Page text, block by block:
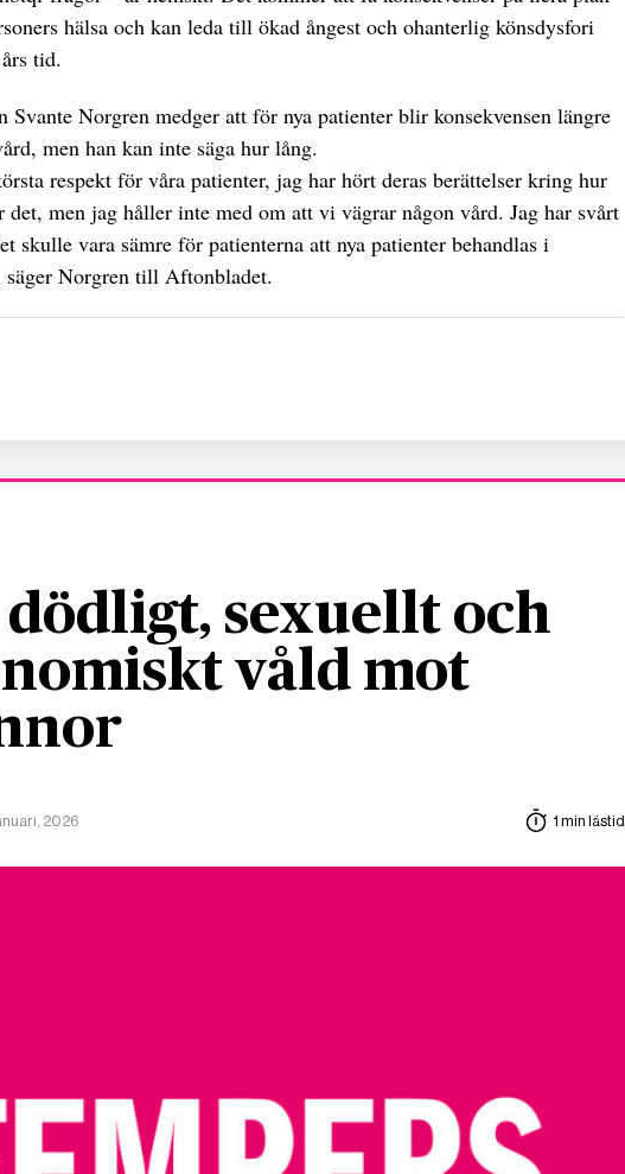
hälsa och kan leda till ökad ångest och ohanterlig könsdysfori
tid.
Svante Norgren medger att för nya patienter blir konsekvensen längre
men han kan inte säga hur lång.
respekt för våra patienter, jag har hört deras berättelser kring hur
det, men jag håller inte med om att vi vägrar någon vård. Jag har svårt
skulle vara sämre för patienterna att nya patienter behandlas i
säger Norgren till Aftonbladet.
dödligt, sexuellt och
våld mot
2026 1 min lästid